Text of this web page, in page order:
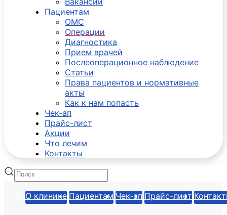
Пациентам
ОМС
Операции
Диагностика
Прием врачей
Послеоперационное наблюдение
Статьи
Права пациентов и нормативные
акты
Как к нам попасть
Чек-ап
Прайс-лист
Акции
Что лечим
Контакты
О клинике Пациентам Чек-ап Прайс-лист